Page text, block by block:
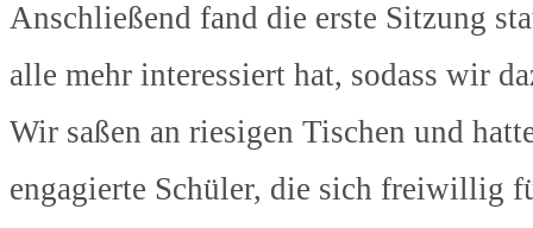
Anschließend fand die erste Sitzung
alle mehr interessiert hat, sodass wir
Wir saßen an riesigen Tischen und
engagierte Schüler, die sich freiwillig